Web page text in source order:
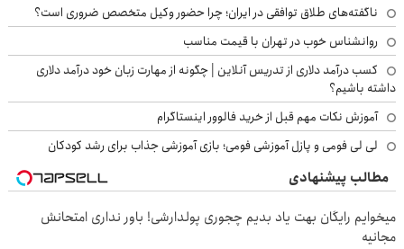
ناگفته‌های طلاق توافقی در ایران؛ چرا حضور وکیل متخصص ضروری است؟
روانشناس خوب در تهران با قیمت مناسب
کسب درآمد دلاری از تدریس آنلاین | چگونه از مهارت زبان خود درآمد دلاری
داشته باشیم؟
آموزش نکات مهم قبل از خرید فالوور اینستاگرام
لی لی فومی و پازل آموزشی فومی؛ بازی آموزشی جذاب برای رشد کودکان
مطالب پیشنهادی
میخوایم رایگان بهت یاد بدیم چجوری پولدارشی! باور نداری امتحانش
مجانیه